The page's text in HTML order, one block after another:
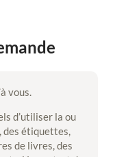
vous.
d’utiliser la ou
des étiquettes,
de livres, des